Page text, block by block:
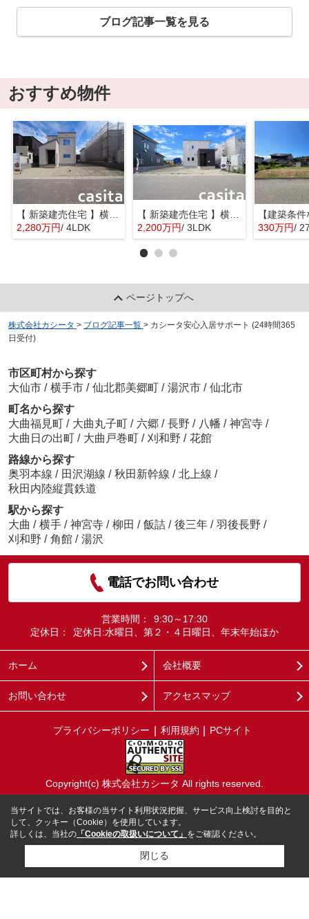
ブログ記事一覧を見る
おすすめ物件
【 新築建売住宅 】横手市八幡字長者町No58 横手北小学校区のオール電化 4LDK
2,280万円/ 4LDK
【 新築建売住宅 】横手市八幡字長者町No50 横手北小学校区のオール電化 3LDK
2,200万円/ 3LDK 330万円/
ページトップへ
株式会社カシータ > ブログ記事一覧 > カシータ安心入居サポート (24時間365
日受付)
市区町村から探す
大仙市 / 横手市 / 仙北郡美郷町 / 湯沢市 / 仙北市
町名から探す
大曲福見町 / 大曲丸子町 / 六郷 / 長野 / 八幡 / 神宮寺 /
大曲日の出町 / 大曲戸巻町 / 刈和野 / 花館
路線から探す
奥羽本線 / 田沢湖線 / 秋田新幹線 / 北上線 /
秋田内陸縦貫鉄道
駅から探す
大曲 / 横手 / 神宮寺 / 柳田 / 飯詰 / 後三年 / 羽後長野 /
刈和野 / 角館 / 湯沢
電話でお問い合わせ
営業時間：
9:30～17:30
定休日：
定休日:水曜日、第２・４日曜日、年末年始ほか
ホーム 会社概要
お問い合わせ アクセスマップ
プライバシーポリシー 利用規約 PCサイト
Copyright(c) 株式会社カシータ All rights reserved.
当サイトでは、お客様の当サイト利用状況把握、サービス向上検討を目的と
して、クッキー（Cookie）を使用しています。
詳しくは、当社の 「Cookieの取扱いについて」 をご確認ください。
閉じる